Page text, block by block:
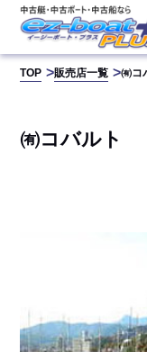
TOP 販売店一覧 ㈲コ
㈲コバルト